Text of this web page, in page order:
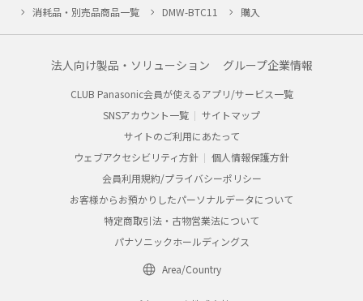
消耗品・別売品商品一覧
DMW-BTC11 購入
法人向け製品・ソリューション グループ企業情報
CLUB Panasonic会員が使えるアプリ/サービス一覧
SNSアカウント一覧
サイトマップ
サイトのご利用にあたって
ウェブアクセシビリティ方針
個人情報保護方針
会員利用規約/プライバシーポリシー
お客様からお預かりしたパーソナルデータについて
特定商取引法・古物営業法について
パナソニックホールディングス
Area/Country